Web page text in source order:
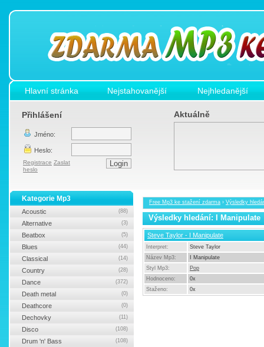
Hlavní stránka Nejstahovanější Nejhledanější
Přihlášení
Jméno:
Heslo:
Registrace Zaslat
heslo
Aktuálně
Free Mp3 ke stažení zdarma › Výsledky
Výsledky hledání: I Manipulate
Steve Taylor - I Manipulate
Interpret:
Steve Taylor
Název Mp3:
I Manipulate
Styl Mp3:
Pop
Hodnoceno:
0x
Staženo:
0x
Kategorie Mp3
Acoustic (88)
Alternative (3)
Beatbox (5)
Blues (44)
Classical (14)
Country (28)
Dance (372)
Death metal (0)
Deathcore (0)
Dechovky (11)
Disco (108)
Drum 'n' Bass (108)